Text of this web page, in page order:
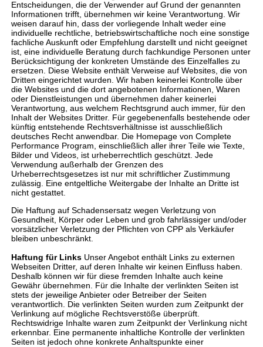
Entscheidungen, die der Verwender auf Grund der genannten
Informationen trifft, übernehmen wir keine Verantwortung. Wir
weisen darauf hin, dass der vorliegende Inhalt weder eine
individuelle rechtliche, betriebswirtschaftliche noch eine sonstige
fachliche Auskunft oder Empfehlung darstellt und nicht geeignet
ist, eine individuelle Beratung durch fachkundige Personen unter
Berücksichtigung der konkreten Umstände des Einzelfalles zu
ersetzen. Diese Website enthält Verweise auf Websites, die von
Dritten eingerichtet wurden. Wir haben keinerlei Kontrolle über
die Websites und die dort angebotenen Informationen, Waren
oder Dienstleistungen und übernehmen daher keinerlei
Verantwortung, aus welchem Rechtsgrund auch immer, für den
Inhalt der Websites Dritter. Für gegebenenfalls bestehende oder
künftig entstehende Rechtsverhältnisse ist ausschließlich
deutsches Recht anwendbar. Die Homepage von Complete
Performance Program, einschließlich aller ihrer Teile wie Texte,
Bilder und Videos, ist urheberrechtlich geschützt. Jede
Verwendung außerhalb der Grenzen des
Urheberrechtsgesetzes ist nur mit schriftlicher Zustimmung
zulässig. Eine entgeltliche Weitergabe der Inhalte an Dritte ist
nicht gestattet.
Die Haftung auf Schadensersatz wegen Verletzung von
Gesundheit, Körper oder Leben und grob fahrlässiger und/oder
vorsätzlicher Verletzung der Pflichten von CPP als Verkäufer
bleiben unbeschränkt.
Haftung für LinksUnser Angebot enthält Links zu externen
Webseiten Dritter, auf deren Inhalte wir keinen Einfluss haben.
Deshalb können wir für diese fremden Inhalte auch keine
Gewähr übernehmen. Für die Inhalte der verlinkten Seiten ist
stets der jeweilige Anbieter oder Betreiber der Seiten
verantwortlich. Die verlinkten Seiten wurden zum Zeitpunkt der
Verlinkung auf mögliche Rechtsverstöße überprüft.
Rechtswidrige Inhalte waren zum Zeitpunkt der Verlinkung nicht
erkennbar. Eine permanente inhaltliche Kontrolle der verlinkten
Seiten ist jedoch ohne konkrete Anhaltspunkte einer